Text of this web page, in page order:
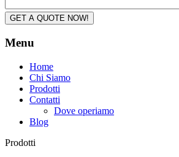
GET A QUOTE NOW!
Menu
Home
Chi Siamo
Prodotti
Contatti
Dove operiamo
Blog
Prodotti